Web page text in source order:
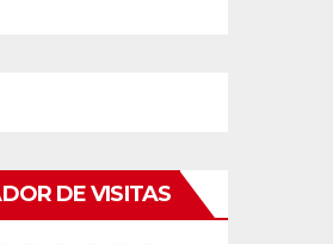
DE VISITAS